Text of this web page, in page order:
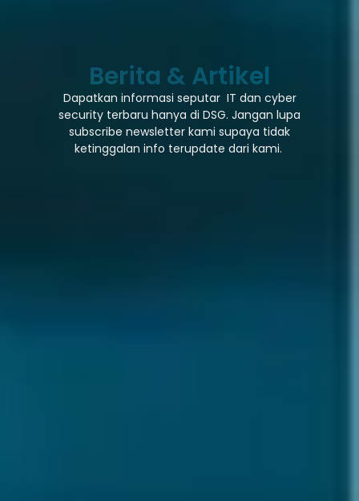
Berita & Artikel
Dapatkan informasi seputar IT dan cyber
security terbaru hanya di DSG. Jangan lupa
subscribe newsletter kami supaya tidak
ketinggalan info terupdate dari kami.